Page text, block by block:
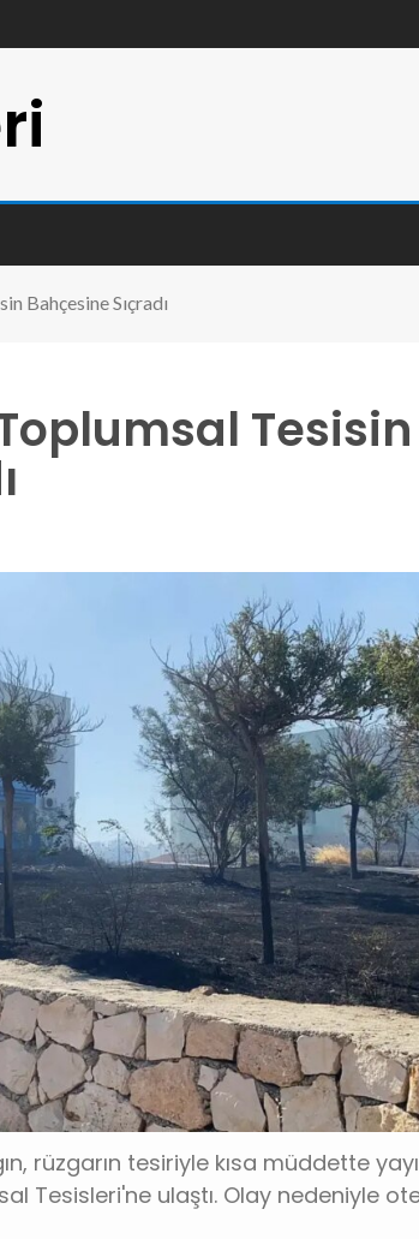
Bahçesine Sıçradı
Tesisin
rüzgarın tesiriyle kısa müddette
Tesisleri'ne ulaştı. Olay nedeniyle